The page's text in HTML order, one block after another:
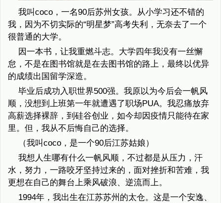
我叫coco，一名90后苏州女孩。从小学习还不错的
我，因为不切实际的“明星梦”高考失利，无奈去了一个
很普通的大学。
因一本书，让我重燃斗志。大学四年我没有一丝懈
怠，不是在图书馆就是在去图书馆的路上，最终以优异
的成绩出国留学深造。
毕业后成功入职世界500强。我原以为今后会一帆风
顺，没想到上班第一年就遭遇了职场PUA。我忍痛放弃
高薪选择裸辞，到硅谷创业，如今却因疫情只能待在家
里。但，我从不后悔自己的选择。
（我叫coco，是一个90后江苏姑娘）
我想人生哪有什么一帆风顺，不过都是从压力，汗
水，努力，一路咬牙坚持过来的，面对挫折和苦难，我
更想在自己的舞台上乘风破浪、逆流而上。
1994年，我出生在江苏苏州的太仓。这是一个安逸、